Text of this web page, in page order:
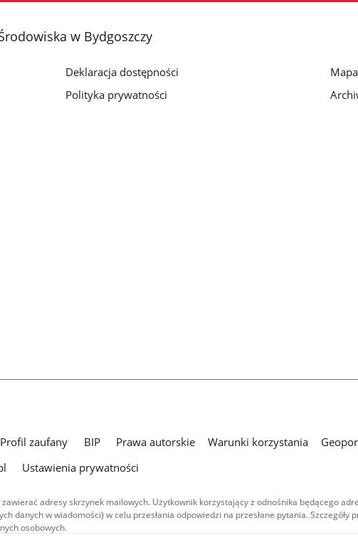
w Bydgoszczy
Deklaracja dostępności
Polityka prywatności
Profil zaufany BIP Prawa autorskie Warunki korzystania
Ustawienia prywatności
adresy skrzynek mailowych. Użytkownik korzystający z odnośnika będącego
danych w wiadomości) w celu przesłania odpowiedzi na przesłane pytania.
osobowych.